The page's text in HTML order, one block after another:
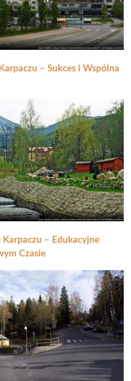
– Sukces i Wspólna
Karpaczu – Edukacyjne
Czasie